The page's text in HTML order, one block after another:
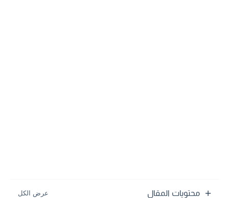
محتويات المقال